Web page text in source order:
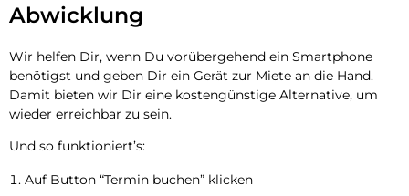
Abwicklung
Wir helfen Dir, wenn Du vorübergehend ein Smartphone
benötigst und geben Dir ein Gerät zur Miete an die Hand.
Damit bieten wir Dir eine kostengünstige Alternative, um
wieder erreichbar zu sein.
Und so funktioniert’s:
Auf Button “Termin buchen” klicken